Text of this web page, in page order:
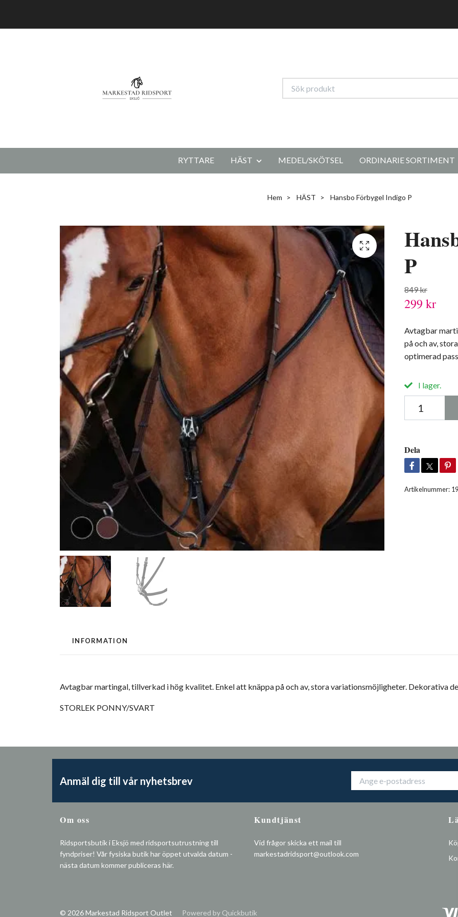
RYTTARE HÄST MEDEL/SKÖTSEL ORDINARIE SORTIMENT
Hem HÄST Hansbo Förbygel Indigo P
P
849 kr
299 kr
Avtagbar
på och av,
optimerad
I lager.
Dela
Artikelnummer:
INFORMATION
Avtagbar martingal, tillverkad i hög kvalitet. Enkel att knäppa på och av, stora variationsmöjligheter. Dekorativa
STORLEK PONNY/SVART
Anmäl dig till vår nyhetsbrev
Om oss
Ridsportsbutik i Eksjö med ridsportsutrustning till
fyndpriser! Vår fysiska butik har öppet utvalda datum -
nästa datum kommer publiceras här.
Kundtjänst
Vid frågor skicka ett mail till
markestadridsport@outlook.com
© 2026 Markestad Ridsport Outlet Powered by Quickbutik